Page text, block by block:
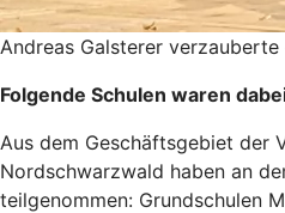
Andreas Galsterer verzauberte
Folgende Schulen waren
Aus dem Geschäftsgebiet der
Nordschwarzwald haben an
teilgenommen: Grundschulen